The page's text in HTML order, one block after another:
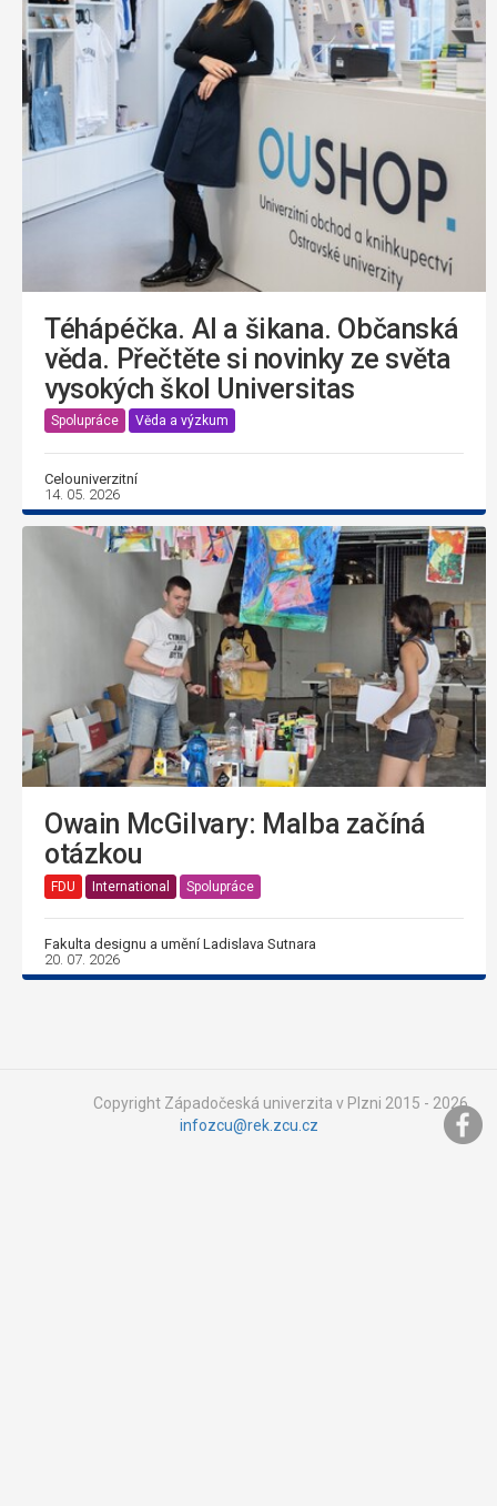
Téhápéčka. AI a šikana. Občanská
věda. Přečtěte si novinky ze světa
vysokých škol Universitas
Spolupráce Věda a výzkum
Celouniverzitní
14. 05. 2026
Owain McGilvary: Malba začíná
otázkou
FDU International Spolupráce
Fakulta designu a umění Ladislava Sutnara
20. 07. 2026
Copyright Západočeská univerzita v Plzni 2015 - 2026,
infozcu@rek.zcu.cz